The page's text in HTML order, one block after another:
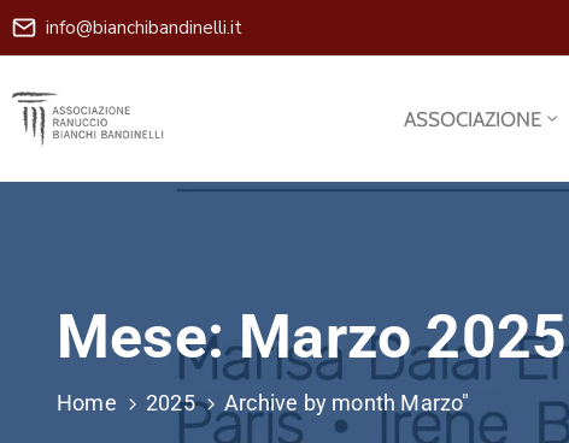
info@bianchibandinelli.it
ASSOCIAZIONE
Mese:Marzo 2025
Home 2025 Archive by month Marzo"